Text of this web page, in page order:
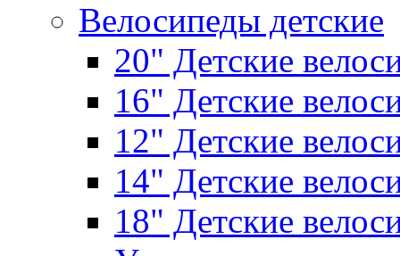
Велосипеды детские
20" Детские
16" Детские
12" Детские
14" Детские
18" Детские